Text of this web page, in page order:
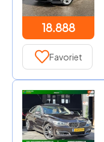
18.888
Favoriet